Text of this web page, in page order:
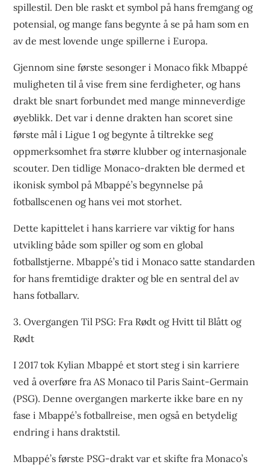
spillestil. Den ble raskt et symbol på hans fremgang og
potensial, og mange fans begynte å se på ham som en
av de mest lovende unge spillerne i Europa.
Gjennom sine første sesonger i Monaco fikk Mbappé
muligheten til å vise frem sine ferdigheter, og hans
drakt ble snart forbundet med mange minneverdige
øyeblikk. Det var i denne drakten han scoret sine
første mål i Ligue 1 og begynte å tiltrekke seg
oppmerksomhet fra større klubber og internasjonale
scouter. Den tidlige Monaco-drakten ble dermed et
ikonisk symbol på Mbappé’s begynnelse på
fotballscenen og hans vei mot storhet.
Dette kapittelet i hans karriere var viktig for hans
utvikling både som spiller og som en global
fotballstjerne. Mbappé’s tid i Monaco satte standarden
for hans fremtidige drakter og ble en sentral del av
hans fotballarv.
3. Overgangen Til PSG: Fra Rødt og Hvitt til Blått og
Rødt
I 2017 tok Kylian Mbappé et stort steg i sin karriere
ved å overføre fra AS Monaco til Paris Saint-Germain
(PSG). Denne overgangen markerte ikke bare en ny
fase i Mbappé’s fotballreise, men også en betydelig
endring i hans draktstil.
Mbappé’s første PSG-drakt var et skifte fra Monaco’s